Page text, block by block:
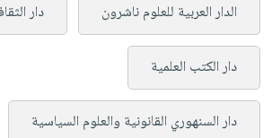
الدار العربية للعلوم ناشرون دار
دار الكتب العلمية
دار السنهوري القانونية والعلوم السياسية